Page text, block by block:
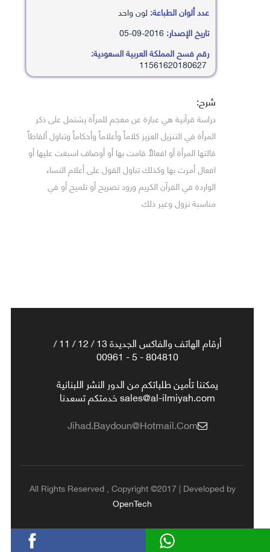
عدد ألوان الطباعة: لون واحد
تاريخ الإصدار:
رقم فسح المملكة العربية السعودية:
11561620180627
شرح:
دراسة قرآنية هي عبارة عن معجم للمرأة يشتمل على ذكر
المرأة في التنزيل العزيز كلاماً وأعلاماً وأحكاماً وتناول ألفاطاً
قالتها المرأة أو افعالاًً قامت بها أو أوصاف اسبغت عليها أو
افعال أمرت بها وكذلك تناول القول على أعلام النساء
الواردة في القرآن الكريم ورود تصريح أو تلميح أو في
مناسبة نزول وغير ذلك
أرقام الهاتف والفاكس الجديدة 13 / 12 / 11 /
804810 - 5 - 00961
يمكننا تأمين طلباتكم من الدور النشر اللبنانية
sales@al-ilmiyah.com خدمتكم تسعدنا
Jihad.baydoun@hotmail.com
All Rights Reserved , Copyright ©2017 | Developed by
OpenTech